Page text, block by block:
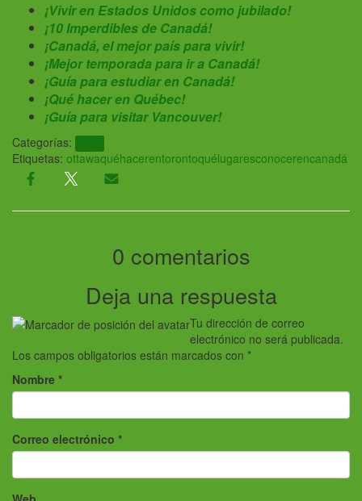
¡Vivir en Estados Unidos como jubilado!
¡10 Imperdibles de Canadá!
¡Canadá, el mejor país para vivir!
¡Mejor temporada para ir a Canadá!
¡Guía para estudiar en Canadá!
¡Qué hacer en Québec!
¡Guía para visitar Vancouver!
Categorías:
Etiquetas: ottawaquéhacerentorontoquélugaresconocerencanadá
0 comentarios
Deja una respuesta
Tu dirección de correo
electrónico no será publicada.
Los campos obligatorios están marcados con *
Nombre *
Correo electrónico *